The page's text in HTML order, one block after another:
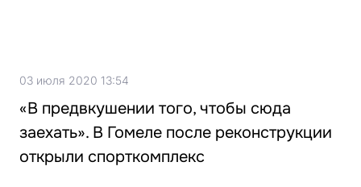
03 июля 2020 13:54
«В предвкушении того, чтобы сюда
заехать». В Гомеле после реконструкции
открыли спорткомплекс